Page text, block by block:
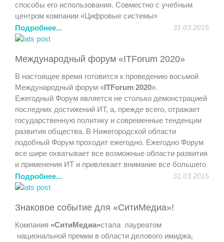
способы его использования. Совместно с учебным
центром компании «Цифровые системы»
продемонстрирована возможность дистанционного
обучения и совместная работа над проектами.
удовольствие от общения.
Подробнее... 31.03.2015
Международный форум «ITForum 2020»
В настоящее время готовится к проведению восьмой
Международный форум «ITForum 2020».
Ежегодный Форум является не столько демонстрацией
последних достижений ИТ, а, прежде всего, отражает
государственную политику и современные тенденции
развития общества. В Нижегородской области
подобный Форум проходит ежегодно. Ежегодно Форум
все шире охватывает все возможные области развития
и применения ИТ и привлекает внимание все большего
количества участников.
для организаций и участников. Мероприятия Форума
«круглых столов», дискуссионных клубов, заседаний
Подробнее... 31.03.2015
Знаковое событие для «СитиМедиа»!
Компания «СитиМедиа»стала лауреатом
национальной премии в области делового имиджа,